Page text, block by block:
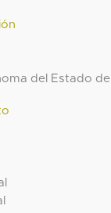
del Estado de